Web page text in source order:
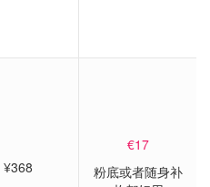
¥368
€17
粉底或者随身补